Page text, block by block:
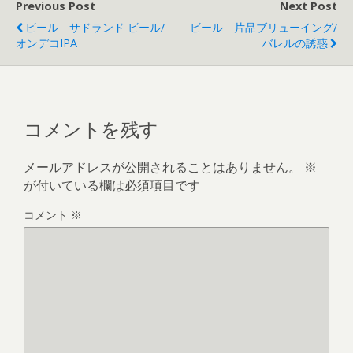
Previous Post
ビール サドランド ビール/
オンデコIPA
Next Post
ビール 片品ブリューイング/
バレルの誘惑
コメントを残す
メールアドレスが公開されることはありません。
※
が付いている欄は必須項目です
コメント ※